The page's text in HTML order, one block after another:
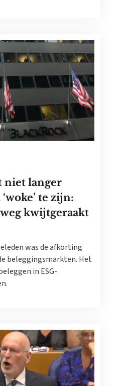
niet langer
‘woke’ te zijn:
kwijtgeraakt
was de afkorting
beleggingsmarkten. Het
in ESG-